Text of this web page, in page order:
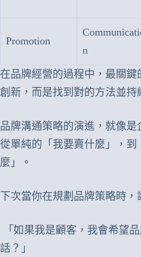
Promotion
n
在品牌經營的過程中，最關鍵
創新，而是找到對的方法並持
品牌溝通策略的演進，就像是
從單純的「我要賣什麼」，到
麼」。
下次當你在規劃品牌策略時，
「如果我是顧客，我會希望
話？」